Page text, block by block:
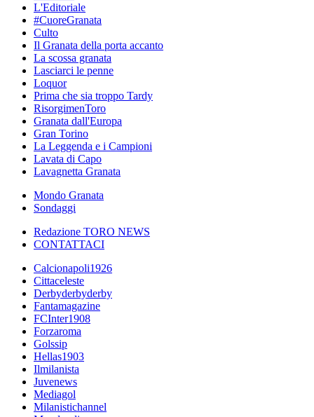
L'Editoriale
#CuoreGranata
Culto
Il Granata della porta accanto
La scossa granata
Lasciarci le penne
Loquor
Prima che sia troppo Tardy
RisorgimenToro
Granata dall'Europa
Gran Torino
La Leggenda e i Campioni
Lavata di Capo
Lavagnetta Granata
Mondo Granata
Sondaggi
Redazione TORO NEWS
CONTATTACI
Calcionapoli1926
Cittaceleste
Derbyderbyderby
Fantamagazine
FCInter1908
Forzaroma
Golssip
Hellas1903
Ilmilanista
Juvenews
Mediagol
Milanistichannel